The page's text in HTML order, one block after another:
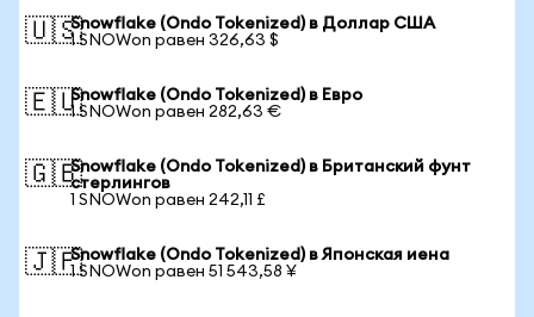
🇺🇸Snowflake (Ondo Tokenized) в Доллар США
1 SNOWon равен 326,63 $
🇪🇺Snowflake (Ondo Tokenized) в Евро
1 SNOWon равен 282,63 €
🇬🇧Snowflake (Ondo Tokenized) в Британский фунт
стерлингов
1 SNOWon равен 242,11 £
🇯🇵Snowflake (Ondo Tokenized) в Японская иена
1 SNOWon равен 51 543,58 ¥